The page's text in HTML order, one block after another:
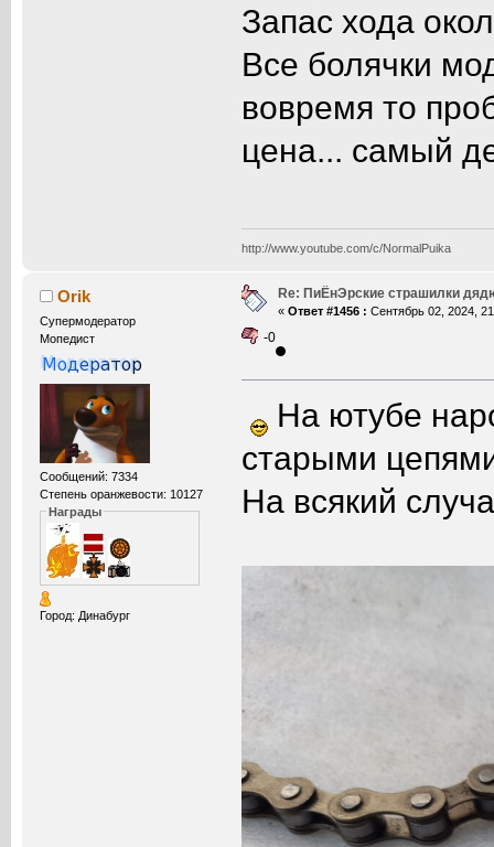
Запас хода
Все болячки
вовремя то
цена... самый
http://www.youtube.com/c/NormalPuika
Orik
Супермодератор
Мопедист
Сообщений: 7334
Степень оранжевости: 10127
Награды
Город: Динабург
Re: ПиЁнЭрские страшилки
« Ответ #1456 : Сентябрь 02, 2024,
-0
На ютубе
старыми
На всякий